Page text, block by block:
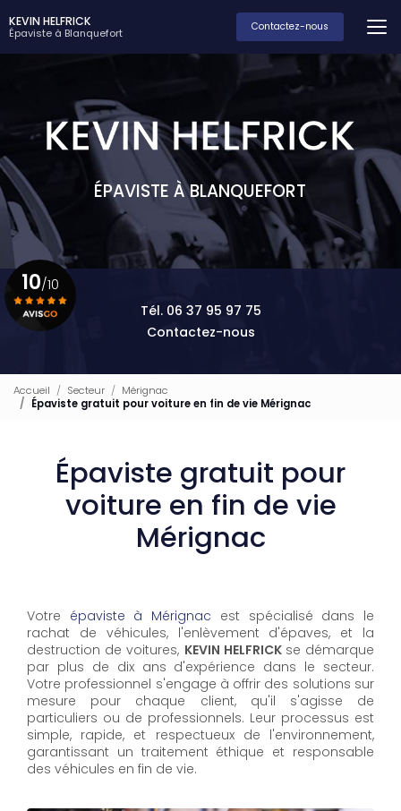
au
contenu
principal
KEVIN HELFRICK
Épaviste à Blanquefort Contactez-nous
ÉPAVISTE À BLANQUEFORT
Tél. 06 37 95 97 75
Contactez-nous
10/10
Accueil Secteur
Mérignac
Épaviste gratuit pour voiture en fin de vie Mérignac
Épaviste gratuit pour
voiture en fin de vie
Mérignac
Votre épaviste à Mérignac est spécialisé dans le
rachat de véhicules, l'enlèvement d'épaves, et la
destruction de voitures, KEVIN HELFRICK se démarque
par plus de dix ans d'expérience dans le secteur.
Votre professionnel s'engage à offrir des solutions sur
mesure pour chaque client, qu'il s'agisse de
particuliers ou de professionnels. Leur processus est
simple, rapide, et respectueux de l'environnement,
garantissant un traitement éthique et responsable
des véhicules en fin de vie.